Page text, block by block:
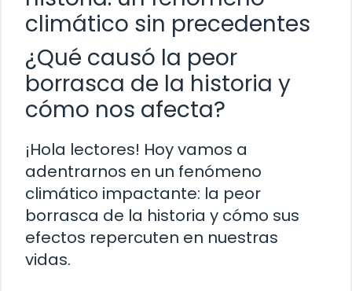
climático sin precedentes
¿Qué causó la peor
borrasca de la historia y
cómo nos afecta?
¡Hola lectores! Hoy vamos a
adentrarnos en un fenómeno
climático impactante: la peor
borrasca de la historia y cómo sus
efectos repercuten en nuestras
vidas.